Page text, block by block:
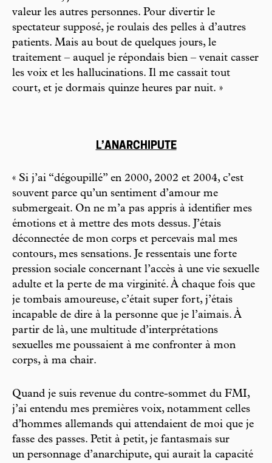
valeur les autres personnes. Pour divertir le
spectateur supposé, je roulais des pelles à d’autres
patients. Mais au bout de quelques jours, le
traitement – auquel je répondais bien – venait casser
les voix et les hallucinations. Il me cassait tout
court, et je dormais quinze heures par nuit. »
L’ANARCHIPUTE
« Si j’ai “dégoupillé” en 2000, 2002 et 2004, c’est
souvent parce qu’un sentiment d’amour me
submergeait. On ne m’a pas appris à identifier mes
émotions et à mettre des mots dessus. J’étais
déconnectée de mon corps et percevais mal mes
contours, mes sensations. Je ressentais une forte
pression sociale concernant l’accès à une vie sexuelle
adulte et la perte de ma virginité. À chaque fois que
je tombais amoureuse, c’était super fort, j’étais
incapable de dire à la personne que je l’aimais. À
partir de là, une multitude d’interprétations
sexuelles me poussaient à me confronter à mon
corps, à ma chair.
Quand je suis revenue du contre-sommet du FMI,
j’ai entendu mes premières voix, notamment celles
d’hommes allemands qui attendaient de moi que je
fasse des passes. Petit à petit, je fantasmais sur
un personnage d’anarchipute, qui aurait la capacité